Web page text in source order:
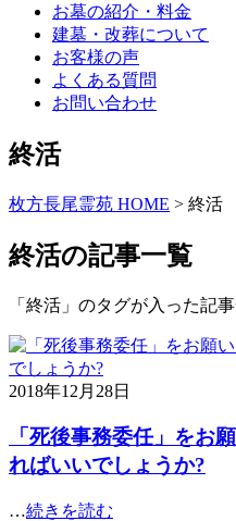
お墓の紹介・料金
建墓・改葬について
お客様の声
よくある質問
お問い合わせ
終活
枚方長尾霊苑 HOME > 終活
終活の記事一覧
「終活」のタグが入った記事
2018年12月28日
「死後事務委任」をお
ればいいでしょうか?
…続きを読む